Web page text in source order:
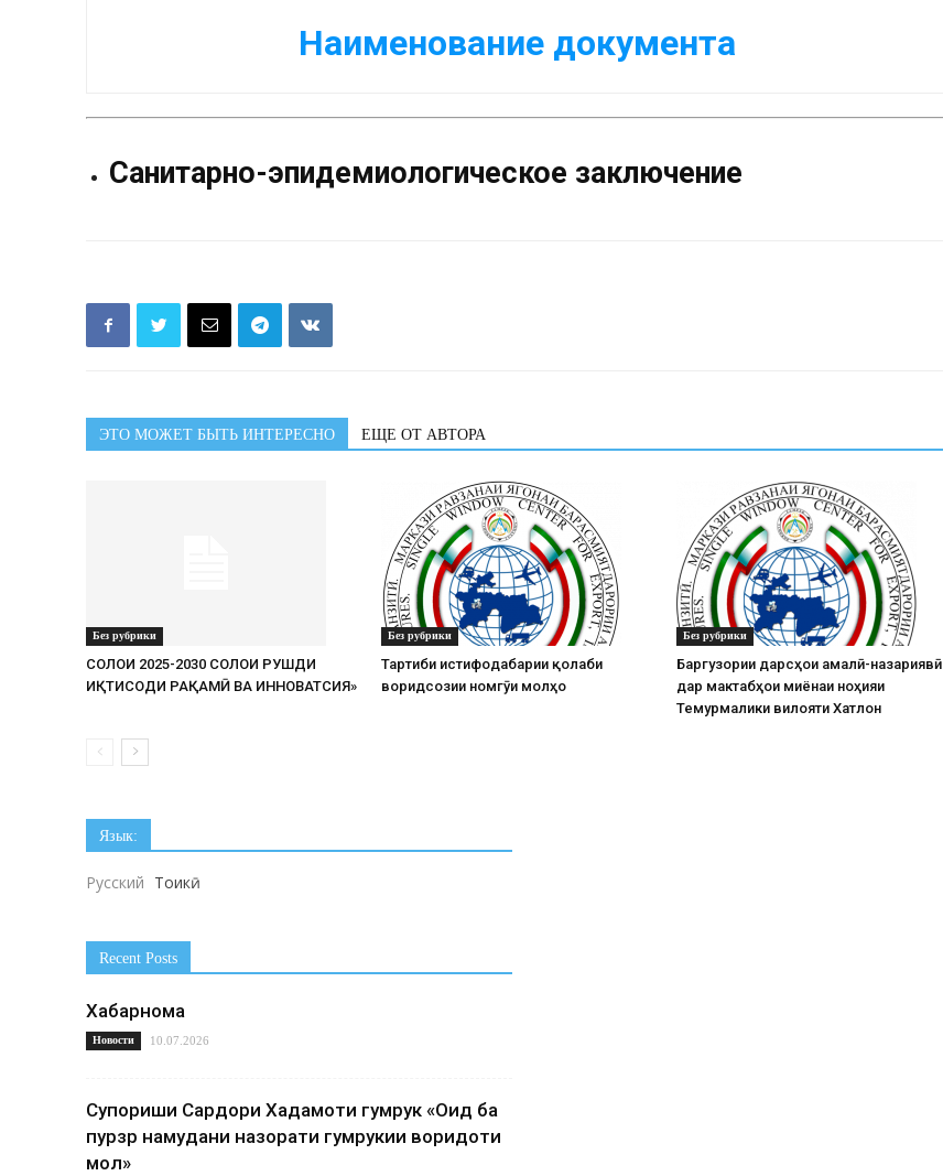
Наименование документа
Санитарно-эпидемиологическое заключение
ЭТО МОЖЕТ БЫТЬ ИНТЕРЕСНО ЕЩЕ ОТ АВТОРА
Без рубрики
СОЛҲОИ 2025-2030 СОЛҲОИ РУШДИ
ИҚТИСОДИ РАҚАМӢ ВА ИННОВАТСИЯ»
Без рубрики
Тартиби истифодабарии қолаби
воридсозии номгӯи молҳо
Без рубрики
Баргузории дарсҳои амалӣ-назариявӣ
дар мактабҳои миёнаи ноҳияи
Темурмалики вилояти Хатлон
Язык:
Русский Тоҷикӣ
Recent Posts
Хабарнома
Новости 10.07.2026
Супориши Сардори Хадамоти гумрук «Оид ба
пурзӯр намудани назорати гумрукии воридоти
мол»